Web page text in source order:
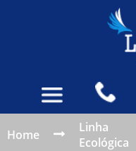
Home
Linha
Ecológica